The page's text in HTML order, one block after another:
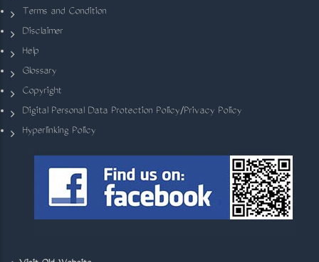
Terms and Condition
Disclaimer
Help
Glossary
Copyright
Digital Personal Data Protection Policy/Privacy Policy
Hyperlinking Policy